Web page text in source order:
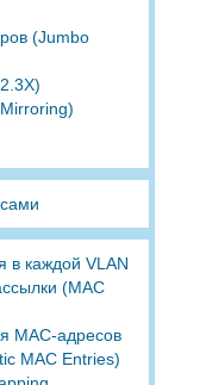
(Jumbo
в каждой VLAN
(MAC
MAC-адресов
MAC Entries)